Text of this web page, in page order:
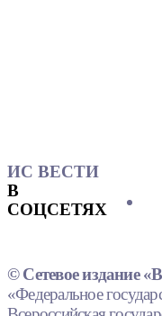
ИС ВЕСТИ
В
СОЦСЕТЯХ
© Сетевое издание
«Федеральное